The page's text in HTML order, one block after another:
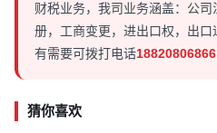
财税业务，我司业务涵盖：公
册，工商变更，进出口权，出
有需要可拨打电话18820806866
猜你喜欢